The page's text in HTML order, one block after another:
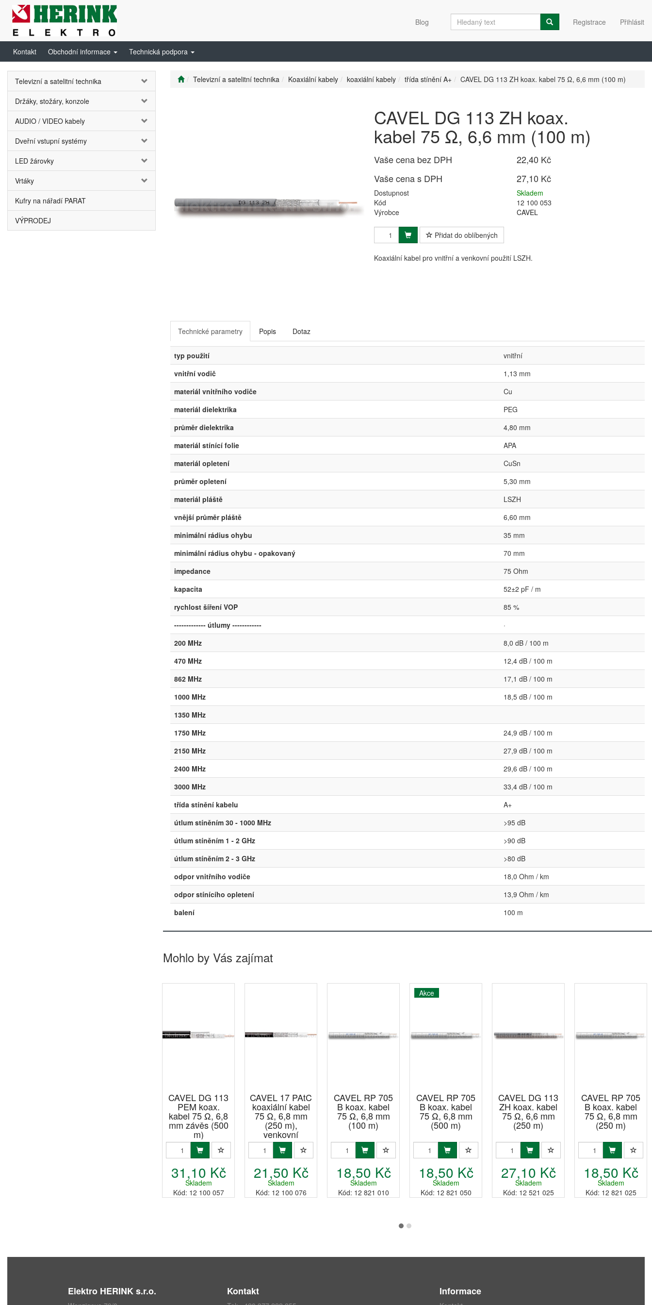
Registrace Přihlásit
Blog
Kontakt Obchodní informace Technická podpora
Televizní a satelitní technika
Držáky, stožáry, konzole
AUDIO / VIDEO kabely
Dveřní vstupní systémy
LED žárovky
Vrtáky
Kufry na nářadí PARAT
VÝPRODEJ
Televizní a satelitní technika Koaxiální kabely koaxiální kabely třída stínění A+ CAVEL DG 113 ZH koax. kabel 75 Ω, 6,6 mm (100 m)
CAVEL DG 113 ZH koax.
kabel 75 Ω, 6,6 mm (100 m)
Vaše cena bez DPH
22,40 Kč
Vaše cena s DPH
27,10 Kč
Dostupnost
Skladem
Kód
12 100 053
Výrobce
CAVEL
Přidat do oblíbených
Koaxiální kabel pro vnitřní a venkovní použití LSZH.
Technické parametry Popis Dotaz
typ použití
vnitřní
vnitřní vodič
1,13 mm
materiál vnitřního vodiče
Cu
materiál dielektrika
PEG
průměr dielektrika
4,80 mm
materiál stínící folie
APA
materiál opletení
CuSn
průměr opletení
5,30 mm
materiál pláště
LSZH
vnější průměr pláště
6,60 mm
minimální rádius ohybu
35 mm
minimální rádius ohybu - opakovaný
70 mm
impedance
75 Ohm
kapacita
52±2 pF / m
rychlost šíření VOP
85 %
------------- útlumy ------------
·
200 MHz
8,0 dB / 100 m
470 MHz
12,4 dB / 100 m
862 MHz
17,1 dB / 100 m
1000 MHz
18,5 dB / 100 m
1350 MHz
1750 MHz
24,9 dB / 100 m
2150 MHz
27,9 dB / 100 m
2400 MHz
29,6 dB / 100 m
3000 MHz
33,4 dB / 100 m
třída stínění kabelu
A+
útlum stíněním 30 - 1000 MHz
>95 dB
útlum stíněním 1 - 2 GHz
>90 dB
útlum stíněním 2 - 3 GHz
>80 dB
odpor vnitřního vodiče
18,0 Ohm / km
odpor stínícího opletení
13,9 Ohm / km
balení
100 m
Mohlo by Vás zajímat
CAVEL DG 113
PEM koax.
kabel 75 Ω, 6,8
mm závěs (500
m)
31,10 Kč
Skladem
Kód: 12 100 057
CAVEL 17 PAtC
koaxiální kabel
75 Ω, 6,8 mm
(250 m),
venkovní
21,50 Kč
Skladem
Kód: 12 100 076
CAVEL RP 705
B koax. kabel
75 Ω, 6,8 mm
(100 m)
18,50 Kč
Skladem
Kód: 12 821 010
Akce
CAVEL RP 705
B koax. kabel
75 Ω, 6,8 mm
(500 m)
18,50 Kč
Skladem
Kód: 12 821 050
CAVEL DG 113
ZH koax. kabel
75 Ω, 6,6 mm
(250 m)
27,10 Kč
Skladem
Kód: 12 521 025
CAVEL RP 705
B koax. kabel
75 Ω, 6,8 mm
(250 m)
18,50 Kč
Skladem
Kód: 12 821 025
Elektro HERINK s.r.o. Kontakt Informace